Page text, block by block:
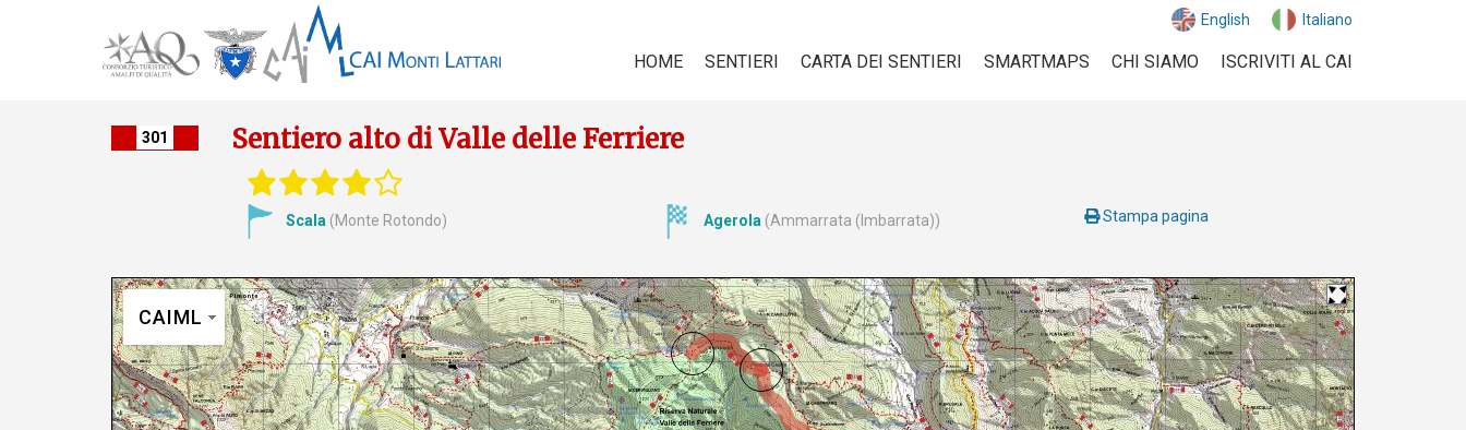
English Italiano
HOME SENTIERI CARTA DEI SENTIERI SMARTMAPS CHI SIAMO ISCRIVITI AL CAI
301 Sentiero alto di Valle delle Ferriere
Scala (Monte Rotondo) Agerola (Ammarrata (Imbarrata)) Stampa pagina
CAIML